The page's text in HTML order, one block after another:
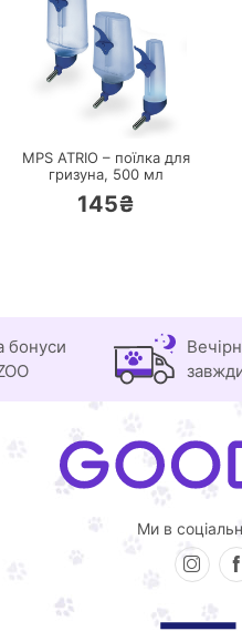
ПЕРЕЙТИ
MPS ATRIO – поїлка для
гризуна, 500 мл
145₴
бонуси
Ми в